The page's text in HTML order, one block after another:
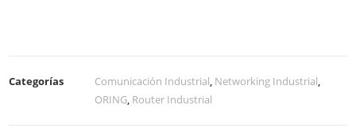
Categorías Comunicación Industrial Networking Industrial
ORING Router Industrial